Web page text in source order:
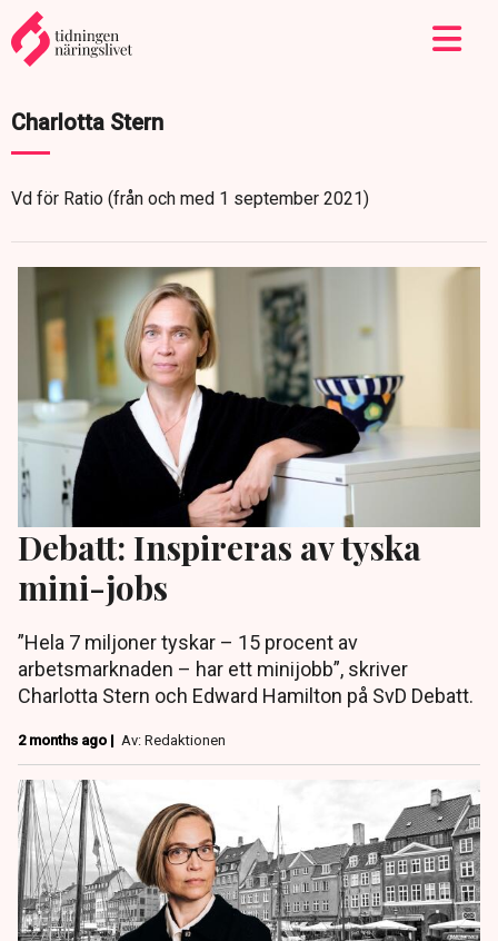
Charlotta Stern
Vd för Ratio (från och med 1 september 2021)
Debatt: Inspireras av tyska
mini-jobs
”Hela 7 miljoner tyskar – 15 procent av
arbetsmarknaden – har ett minijobb”, skriver
Charlotta Stern och Edward Hamilton på SvD Debatt.
2 months ago | Av: Redaktionen